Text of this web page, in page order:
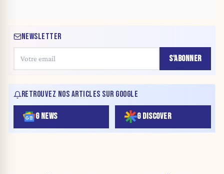
NEWSLETTER
S'ABONNER
RETROUVEZ NOS ARTICLES SUR GOOGLE
G NEWS G DISCOVER